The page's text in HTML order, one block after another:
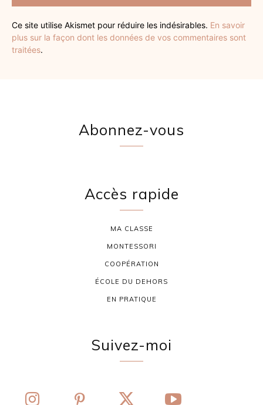
Ce site utilise Akismet pour réduire les indésirables. En savoir
plus sur la façon dont les données de vos commentaires sont
traitées.
Abonnez-vous
Accès rapide
MA CLASSE
MONTESSORI
COOPÉRATION
ÉCOLE DU DEHORS
EN PRATIQUE
Suivez-moi